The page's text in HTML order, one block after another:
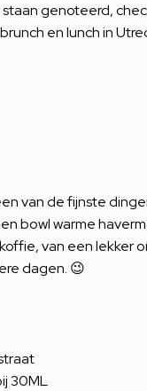
genoteerd,
en lunch in
van de fijnste
bowl warme
van een
dagen. 😉
30ML